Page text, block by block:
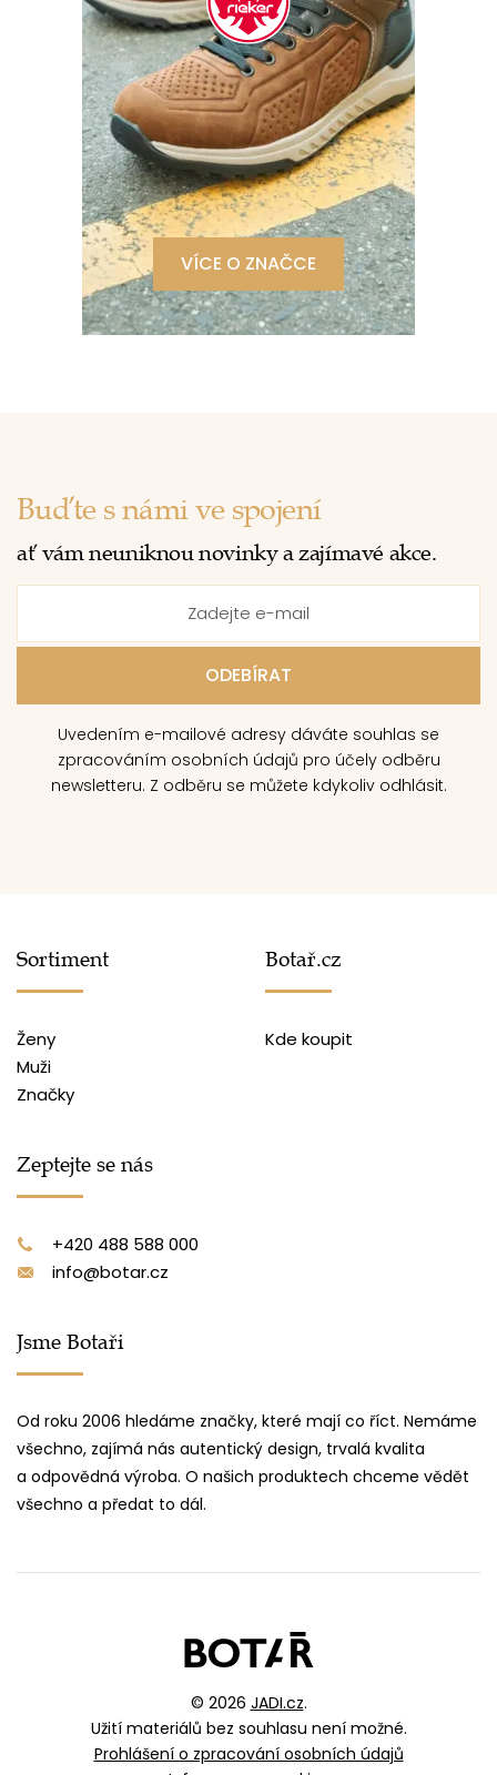
VÍCE O ZNAČCE
Buďte s námi ve spojení
ať vám neuniknou novinky a zajímavé akce.
Uvedením e-mailové adresy dáváte souhlas se
zpracováním osobních údajů pro účely odběru
newsletteru. Z odběru se můžete kdykoliv odhlásit.
Sortiment
Ženy
Muži
Značky
Botař.cz
Kde koupit
Zeptejte se nás
+420 488 588 000
info@botar.cz
Jsme Botaři
Od roku 2006 hledáme značky, které mají co říct. Nemáme
všechno, zajímá nás autentický design, trvalá kvalita
a odpovědná výroba. O našich produktech chceme vědět
všechno a předat to dál.
© 2026 JADI.cz.
Užití materiálů bez souhlasu není možné.
Prohlášení o zpracování osobních údajů